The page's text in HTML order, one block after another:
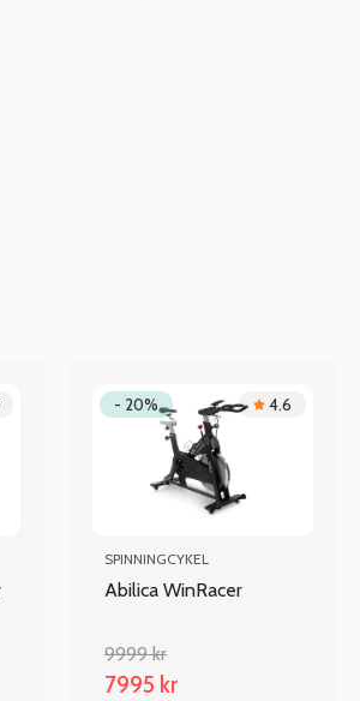
- 20% 4.6
SPINNINGCYKEL
Abilica WinRacer
9999 kr
7995 kr